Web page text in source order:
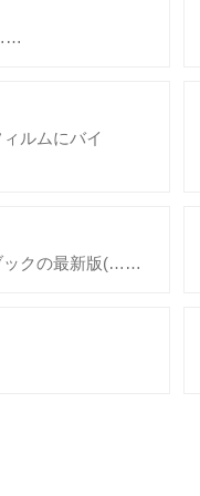
ルムにバイ
ックの最新版(……